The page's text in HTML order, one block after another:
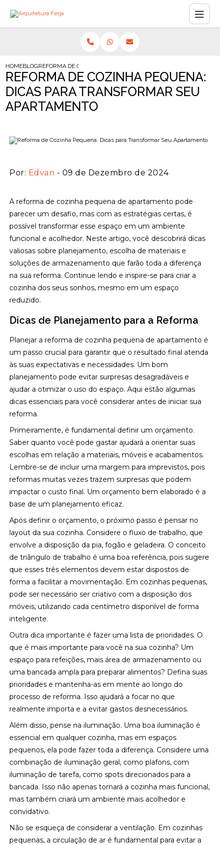
HOMEBLOGREFORMA DE COZINHA PEQUENA: DICAS PARA TRANSFORMAR
REFORMA DE COZINHA PEQUENA:
DICAS PARA TRANSFORMAR SEU
APARTAMENTO
Por: Edvan - 09 de Dezembro de 2024
A reforma de cozinha pequena de apartamento pode
parecer um desafio, mas com as estratégias certas, é
possível transformar esse espaço em um ambiente
funcional e acolhedor. Neste artigo, você descobrirá dicas
valiosas sobre planejamento, escolha de materiais e
soluções de armazenamento que farão toda a diferença
na sua reforma. Continue lendo e inspire-se para criar a
cozinha dos seus sonhos, mesmo em um espaço
reduzido.
Dicas de Planejamento para a Reforma
Planejar a reforma de cozinha pequena de apartamento é
um passo crucial para garantir que o resultado final atenda
às suas expectativas e necessidades. Um bom
planejamento pode evitar surpresas desagradáveis e
ajudar a otimizar o uso do espaço. Aqui estão algumas
dicas essenciais para você considerar antes de iniciar sua
reforma.
Primeiramente, é fundamental definir um orçamento.
Saber quanto você pode gastar ajudará a orientar suas
escolhas em relação a materiais, móveis e acabamentos.
Lembre-se de incluir uma margem para imprevistos, pois
reformas muitas vezes trazem surpresas que podem
impactar o custo final. Um orçamento bem elaborado é a
base de um planejamento eficaz.
Após definir o orçamento, o próximo passo é pensar no
layout da sua cozinha. Considere o fluxo de trabalho, que
envolve a disposição da pia, fogão e geladeira. O conceito
de triângulo de trabalho é uma boa referência, pois sugere
que esses três elementos devem estar dispostos de
forma a facilitar a movimentação. Em cozinhas pequenas,
pode ser necessário ser criativo com a disposição dos
móveis, utilizando cada centímetro disponível de forma
inteligente.
Outra dica importante é fazer uma lista de prioridades. O
que é mais importante para você na sua cozinha? Um
espaço para refeições, mais área de armazenamento ou
uma bancada ampla para preparar alimentos? Defina suas
prioridades e mantenha-as em mente ao longo do
processo de reforma. Isso ajudará a focar no que
realmente importa e a evitar gastos desnecessários.
Além disso, pense na iluminação. Uma boa iluminação é
essencial em qualquer cozinha, mas em espaços
pequenos, ela pode fazer toda a diferença. Considere uma
combinação de iluminação geral, como plafons, com
iluminação de tarefa, como spots direcionados para a
bancada. Isso não apenas tornará a cozinha mais funcional,
mas também criará um ambiente mais acolhedor e
convidativo.
Não se esqueça de considerar a ventilação. Em cozinhas
pequenas, a circulação de ar é fundamental para evitar a